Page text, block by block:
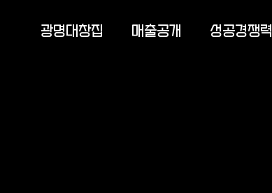
광명대창집 매출공개 성공경쟁력